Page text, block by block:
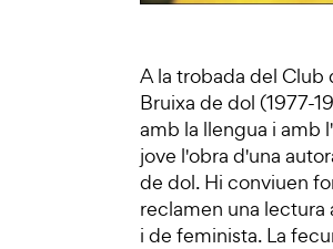
A la trobada del
Bruixa de dol (1977-
amb la llengua i amb
jove l'obra d'una
de dol. Hi conviuen
reclamen una lectura
i de feminista. La